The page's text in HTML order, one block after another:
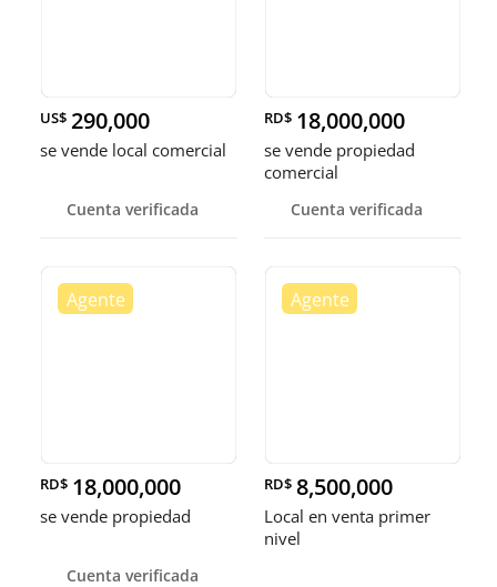
US$ 290,000
se vende local comercial
Cuenta verificada
RD$ 18,000,000
se vende propiedad
comercial
Cuenta verificada
RD$ 18,000,000
se vende propiedad
Cuenta verificada
RD$ 8,500,000
Local en venta primer
nivel